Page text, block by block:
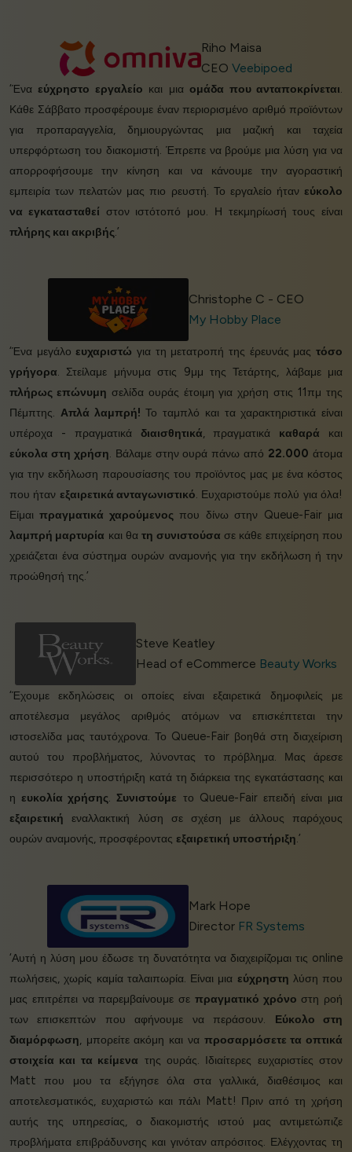
Riho Maisa
CEO Veebipoed
‘Έναεύχρηστο εργαλείο και μιαομάδα που ανταποκρίνεται.
Κάθε Σάββατο προσφέρουμε έναν περιορισμένο αριθμό προϊόντων
για προπαραγγελία, δημιουργώντας μια μαζική και ταχεία
υπερφόρτωση του διακομιστή. Έπρεπε να βρούμε μια λύση για να
απορροφήσουμε την κίνηση και να κάνουμε την αγοραστική
εμπειρία των πελατών μας πιο ρευστή. Το εργαλείο ήταν εύκολο
να εγκατασταθεί στον ιστότοπό μου. Η τεκμηρίωσή τους είναι
πλήρης και ακριβής.’
Christophe C - CEO
My Hobby Place
‘Ένα μεγάλοευχαριστώ για τη μετατροπή της έρευνάς μαςτόσο
γρήγορα. Στείλαμε μήνυμα στις 9μμ της Τετάρτης, λάβαμε μια
πλήρως επώνυμη σελίδα ουράς έτοιμη για χρήση στις 11πμ της
Πέμπτης. Απλά λαμπρή! Το ταμπλό και τα χαρακτηριστικά είναι
υπέροχα - πραγματικά διαισθητικά, πραγματικά καθαρά και
εύκολα στη χρήση. Βάλαμε στην ουρά πάνω από 22.000 άτομα
για την εκδήλωση παρουσίασης του προϊόντος μας με ένα κόστος
που ήταν εξαιρετικά ανταγωνιστικό. Ευχαριστούμε πολύ για όλα!
Είμαιπραγματικά χαρούμενος που δίνω στην Queue-Fair μια
λαμπρή μαρτυρία και θατη συνιστούσα σε κάθε επιχείρηση που
χρειάζεται ένα σύστημα ουρών αναμονής για την εκδήλωση ή την
προώθησή της.’
Steve Keatley
Head of eCommerce Beauty Works
‘Έχουμε εκδηλώσεις οι οποίες είναι εξαιρετικά δημοφιλείς με
αποτέλεσμα μεγάλος αριθμός ατόμων να επισκέπτεται την
ιστοσελίδα μας ταυτόχρονα. Το Queue-Fair βοηθά στη διαχείριση
αυτού του προβλήματος, λύνοντας το πρόβλημα. Μας άρεσε
περισσότερο η υποστήριξη κατά τη διάρκεια της εγκατάστασης και
ηευκολία χρήσης.Συνιστούμε το Queue-Fair επειδή είναι μια
εξαιρετική εναλλακτική λύση σε σχέση με άλλους παρόχους
ουρών αναμονής, προσφέροντας εξαιρετική υποστήριξη.’
Mark Hope
Director FR Systems
‘Αυτή η λύση μου έδωσε τη δυνατότητα να διαχειρίζομαι τις online
πωλήσεις, χωρίς καμία ταλαιπωρία. Είναι μια εύχρηστη λύση που
μας επιτρέπει να παρεμβαίνουμε σε πραγματικό χρόνο στη ροή
των επισκεπτών που αφήνουμε να περάσουν. Εύκολο στη
διαμόρφωση, μπορείτε ακόμη και να προσαρμόσετε τα οπτικά
στοιχεία και τα κείμενα της ουράς. Ιδιαίτερες ευχαριστίες στον
Matt που μου τα εξήγησε όλα στα γαλλικά, διαθέσιμος και
αποτελεσματικός, ευχαριστώ και πάλι Matt! Πριν από τη χρήση
αυτής της υπηρεσίας, ο διακομιστής ιστού μας αντιμετώπιζε
προβλήματα επιβράδυνσης και γινόταν απρόσιτος. Ελέγχοντας τη